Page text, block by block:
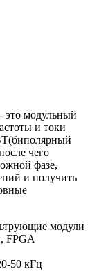
модульный
и токи
чего
фазе,
и получить
модули
FPGA
50 кГц